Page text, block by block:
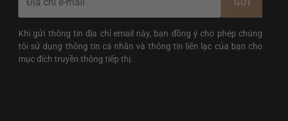
Khi gửi thông tin địa chỉ email này, bạn đồng ý cho phép chúng
tôi sử dụng thông tin cá nhân và thông tin liên lạc của bạn cho
mục đích truyền thông tiếp thị.